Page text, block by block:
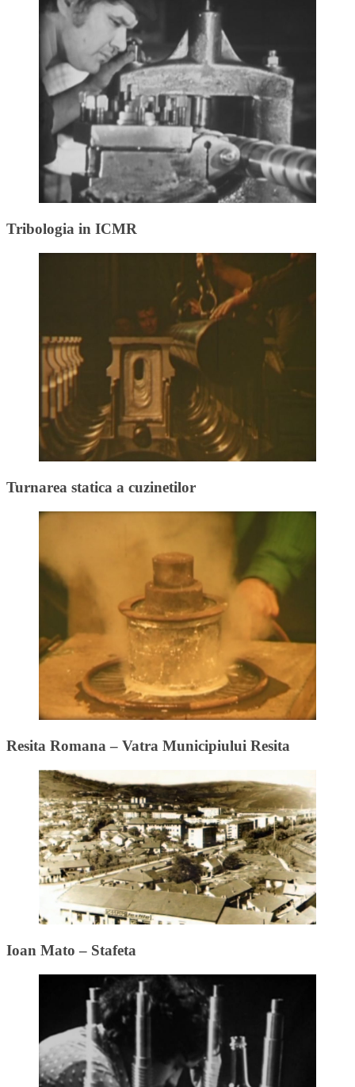
Tribologia in ICMR
Turnarea statica a cuzinetilor
Resita Romana – Vatra Municipiului Resita
Ioan Mato – Stafeta